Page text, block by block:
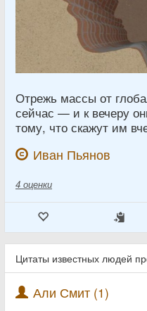
Отрежь массы от
сейчас — и к вечеру
тому, что скажут им
Иван Пьянов
4 оценки
Цитаты известных людей
Али Смит (1)